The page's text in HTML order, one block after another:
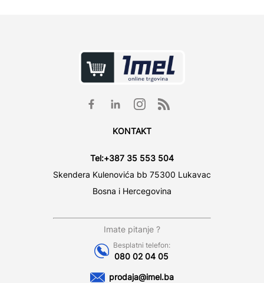
KONTAKT
Tel:+387 35 553 504
Skendera Kulenovića bb 75300 Lukavac
Bosna i Hercegovina
Imate pitanje ?
Besplatni telefon:
080 02 04 05
prodaja@imel.ba